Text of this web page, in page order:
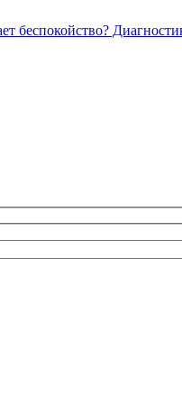
беспокойство?